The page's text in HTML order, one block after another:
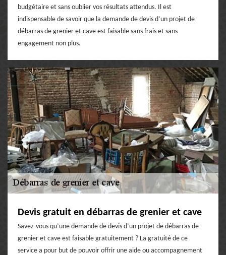
budgétaire et sans oublier vos résultats attendus. Il est
indispensable de savoir que la demande de devis d’un projet de
débarras de grenier et cave est faisable sans frais et sans
engagement non plus.
Devis gratuit en débarras de grenier et cave
Savez-vous qu’une demande de devis d’un projet de débarras de
grenier et cave est faisable gratuitement ? La gratuité de ce
service a pour but de pouvoir offrir une aide ou accompagnement